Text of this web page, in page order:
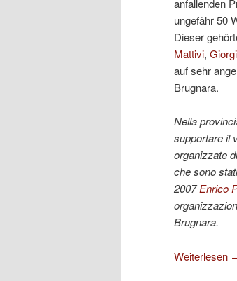
anfallenden
ungefähr 50
Dieser
Mattivi,
auf sehr
Brugnara.
Nella
supportare il
organizzate
che sono
2007Enrico
Brugnara.
Weiterlesen